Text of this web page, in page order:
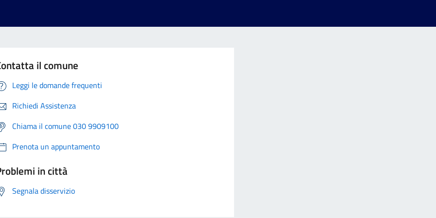
il comune
Leggi le domande frequenti
Richiedi Assistenza
Chiama il comune 030 9909100
Prenota un appuntamento
in città
Segnala disservizio